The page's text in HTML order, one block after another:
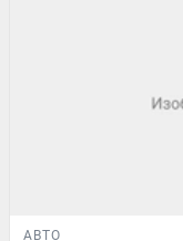
АВТО